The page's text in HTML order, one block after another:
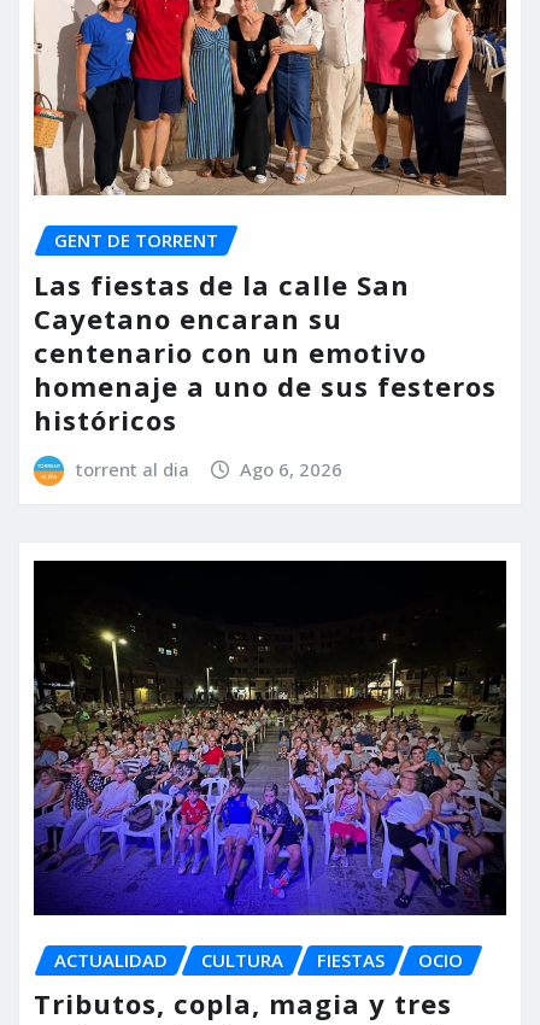
GENT DE TORRENT
Las fiestas de la calle San
Cayetano encaran su
centenario con un emotivo
homenaje a uno de sus festeros
históricos
torrent al dia Ago 6, 2026
ACTUALIDAD CULTURA FIESTAS OCIO
Tributos, copla, magia y tres